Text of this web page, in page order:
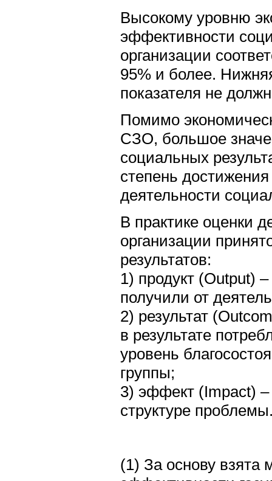
Высокому уровню
эффективности
организации
95% и более.
показателя не
Помимо
СЗО, большое
социальных
степень
деятельности
В практике оценки
организации
результатов:
1) продукт (Output)
получили от
2) результат
в результате
уровень
группы;
3) эффект (Impact) –
структуре
(1) За основу взята